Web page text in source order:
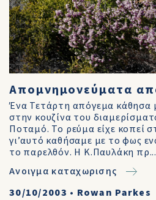
Απομνημονεύματα
Ένα Τετάρτη απόγεμα κάθησα
στην κουζίνα του
Ποταμό. Το ρεύμα είχε κοπεί
γι’αυτό καθήσαμε με το φως
το παρελθόν. Η Κ.Παυλάκη πρ...
Ανοιγμα καταχωρισης
30/10/2003 • Rowan Parkes